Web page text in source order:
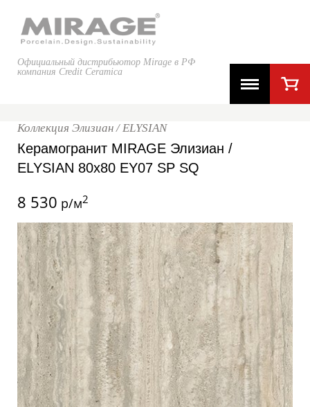
Официальный дистрибьютор Mirage в РФ
компания Credit Ceramica
Коллекция Элизиан / ELYSIAN
Керамогранит MIRAGE Элизиан /
ELYSIAN 80x80 EY07 SP SQ
8 530 р/м2